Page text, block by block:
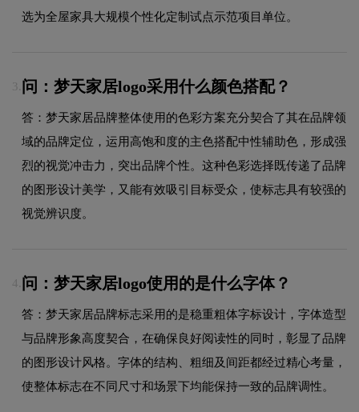
选为全屋家具大规模个性化定制试点示范项目单位。
3. 问：梦天家居logo采用什么颜色搭配？
答：梦天家居品牌整体使用的色彩方案充分契合了其在品牌领
域的品牌定位，运用高饱和度的主色搭配中性辅助色，形成强
烈的视觉冲击力，突出品牌个性。这种色彩选择既传递了品牌
的图形设计美学，又能有效吸引目标受众，使标志具有较强的
视觉辨识度。
4. 问：梦天家居logo使用的是什么字体？
答：梦天家居品牌标志采用的是稳重粗体字标设计，字体造型
与品牌形象高度契合，在确保良好阅读性的同时，彰显了品牌
的图形设计风格。字体的结构、粗细及间距都经过精心考量，
使整体标志在不同尺寸和场景下均能保持一致的品牌调性。